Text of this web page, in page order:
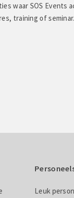
waar SOS Events
training of seminar.
Leuk